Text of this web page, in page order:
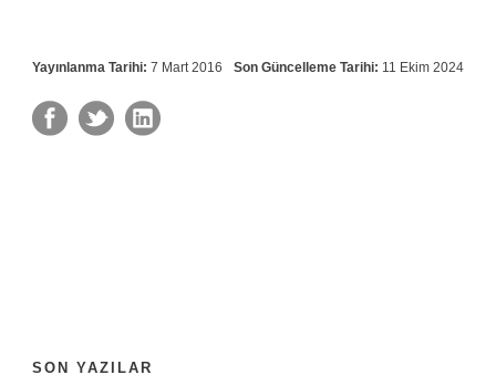
Yayınlanma Tarihi: 7 Mart 2016 Son Güncelleme Tarihi: 11 Ekim 2024
SON YAZILAR